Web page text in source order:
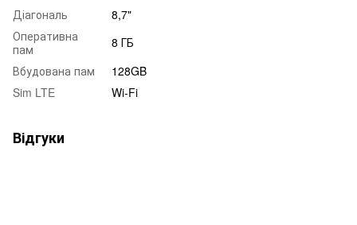
Діагональ
8,7"
Оперативна
пам
8 ГБ
Вбудована пам
128GB
Sim LTE
Wi-Fi
Відгуки